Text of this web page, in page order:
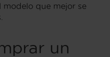
modelo que mejor se
un